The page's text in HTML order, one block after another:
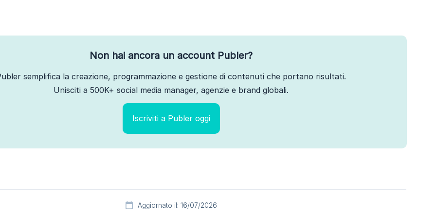
Non hai ancora un account Publer?
semplifica la creazione, programmazione e gestione di contenuti che portano risultati.
Unisciti a 500K+ social media manager, agenzie e brand globali.
Iscriviti a Publer oggi
Aggiornato il: 16/07/2026